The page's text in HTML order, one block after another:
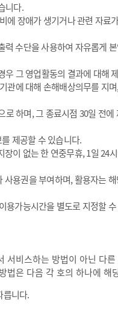
니다.
장애가 생기거나 관련 자료
수단을 사용하여 자유롭게
그 영업활동의 결과에 대해
에 대해 손해배상의무를 지
하며, 그 종료시점 30일 전
제공할 수 있습니다.
이 없는 한 연중무휴, 1일 24
용권을 부여하며, 활용자는
가능시간을 별도로 지정할
비스하는 방법이 아닌 다
은 다음 각 호의 하나에 해
릅니다.